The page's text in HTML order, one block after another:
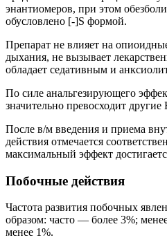
энантиомеров, при этом
обусловлено [-]S формой.
Препарат не влияет на
дыхания, не вызывает
обладает седативным и
По силе анальгезирующего
значительно превосходит
После в/м введения и приема
действия отмечается
максимальный эффект
Побочные действия
Частота развития побочных
образом: часто — более 3%;
менее 1%.